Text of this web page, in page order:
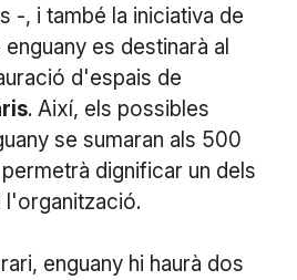
-, i també la iniciativa de
enguany es destinarà al
d'espais de
. Així, els possibles
se sumaran als 500
dignificar un dels
l'organització.
enguany hi haurà dos